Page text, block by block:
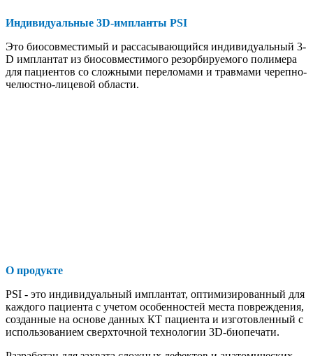
Индивидуальные 3D-импланты PSI
Это биосовместимый и рассасывающийся индивидуальный 3-
D имплантат из биосовместимого резорбируемого полимера
для пациентов со сложными переломами и травмами черепно-
челюстно-лицевой области.
О продукте
PSI - это индивидуальный имплантат, оптимизированный для
каждого пациента с учетом особенностей места повреждения,
созданные на основе данных КТ пациента и изготовленный с
использованием сверхточной технологии 3D-биопечати.